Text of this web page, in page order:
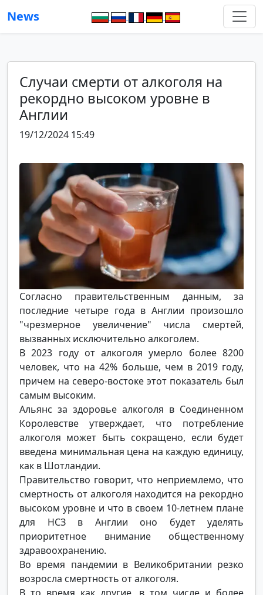
News
Случаи смерти от алкоголя на
рекордно высоком уровне в
Англии
19/12/2024 15:49
Согласно правительственным данным, за
последние четыре года в Англии произошло
"чрезмерное увеличение" числа смертей,
вызванных исключительно алкоголем.
В 2023 году от алкоголя умерло более 8200
человек, что на 42% больше, чем в 2019 году,
причем на северо-востоке этот показатель был
самым высоким.
Альянс за здоровье алкоголя в Соединенном
Королевстве утверждает, что потребление
алкоголя может быть сокращено, если будет
введена минимальная цена на каждую единицу,
как в Шотландии.
Правительство говорит, что неприемлемо, что
смертность от алкоголя находится на рекордно
высоком уровне и что в своем 10-летнем плане
для НСЗ в Англии оно будет уделять
приоритетное внимание общественному
здравоохранению.
Во время пандемии в Великобритании резко
возросла смертность от алкоголя.